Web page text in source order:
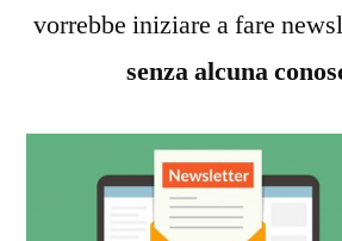
vorrebbe iniziare a fare
senza alcuna